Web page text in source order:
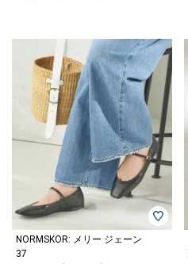
NORMSKOR: メリー ジェーン
37